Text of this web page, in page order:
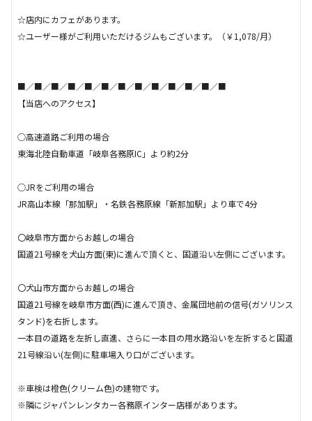
☆店内にカフェがあります。
☆ユーザー様がご利用いただけるジムもございます。（￥1,078/月）
■／■／■／■／■／■／■／■／■／■／■／■／■
【当店へのアクセス】
○高速道路ご利用の場合
東海北陸自動車道「岐阜各務原IC」より約2分
○JRをご利用の場合
JR高山本線「那加駅」・名鉄各務原線「新那加駅」より車で4分
〇岐阜市方面からお越しの場合
国道21号線を犬山方面(東)に進んで頂くと、国道沿い左側にございます。
〇犬山市方面からお越しの場合
国道21号線を岐阜市方面(西)に進んで頂き、金属団地前の信号(ガソリンス
タンド)を右折します。
一本目の道路を左折し直進、さらに一本目の用水路沿いを左折すると国道
21号線沿い(左側)に駐車場入り口がございます。
※車検は橙色(クリーム色)の建物です。
※隣にジャパンレンタカー各務原インター店様があります。